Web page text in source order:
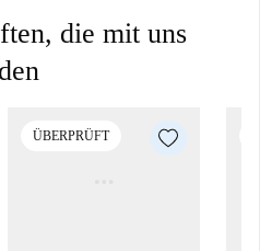
die mit uns
ÜBERPRÜFT